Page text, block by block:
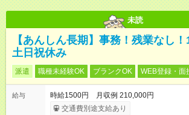
未読
【あんしん長期】事務！残業なし！
土日祝休み
派遣 職種未経験OK ブランクOK WEB登録・面
給与
時給1500円 月収例 210,000円
交通費別途支給あり